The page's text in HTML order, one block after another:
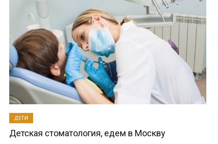
ДЕТИ
Детская стоматология, едем в Москву